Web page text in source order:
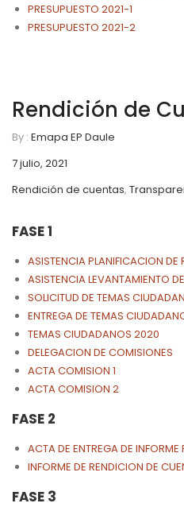
PRESUPUESTO 2021-1
PRESUPUESTO 2021-2
Rendición de
By : Emapa EP Daule
7 julio, 2021
Rendición de cuentas,
FASE 1
ASISTENCIA PLANIFICACION DE
ASISTENCIA LEVANTAMIENTO
SOLICITUD DE TEMAS
ENTREGA DE TEMAS
TEMAS CIUDADANOS 2020
DELEGACION DE COMISIONES
ACTA COMISION 1
ACTA COMISION 2
FASE 2
ACTA DE ENTREGA DE INFORME
INFORME DE RENDICION DE
FASE 3